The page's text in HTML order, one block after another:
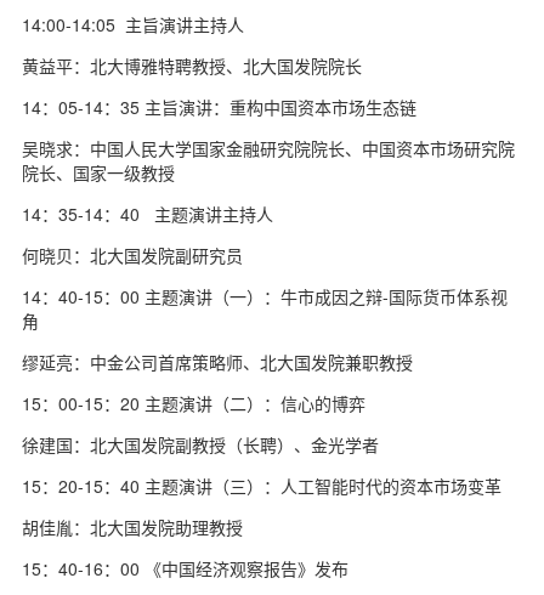
14:00-14:05 主旨演讲主持人
黄益平：北大博雅特聘教授、北大国发院院长
14：05-14：35 主旨演讲：重构中国资本市场生态链
吴晓求：中国人民大学国家金融研究院院长、中国资本市场研究院
院长、国家一级教授
14：35-14：40 主题演讲主持人
何晓贝：北大国发院副研究员
14：40-15：00 主题演讲（一）：牛市成因之辩-国际货币体系视
角
缪延亮：中金公司首席策略师、北大国发院兼职教授
15：00-15：20 主题演讲（二）：信心的博弈
徐建国：北大国发院副教授（长聘）、金光学者
15：20-15：40 主题演讲（三）：人工智能时代的资本市场变革
胡佳胤：北大国发院助理教授
15：40-16：00 《中国经济观察报告》发布